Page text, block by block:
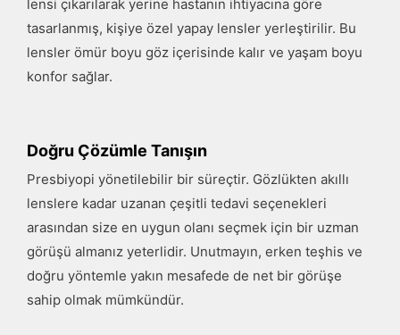
lensi çıkarılarak yerine hastanın ihtiyacına göre
tasarlanmış, kişiye özel yapay lensler yerleştirilir. Bu
lensler ömür boyu göz içerisinde kalır ve yaşam boyu
konfor sağlar.
Doğru Çözümle Tanışın
Presbiyopi yönetilebilir bir süreçtir. Gözlükten akıllı
lenslere kadar uzanan çeşitli tedavi seçenekleri
arasından size en uygun olanı seçmek için bir uzman
görüşü almanız yeterlidir. Unutmayın, erken teşhis ve
doğru yöntemle yakın mesafede de net bir görüşe
sahip olmak mümkündür.